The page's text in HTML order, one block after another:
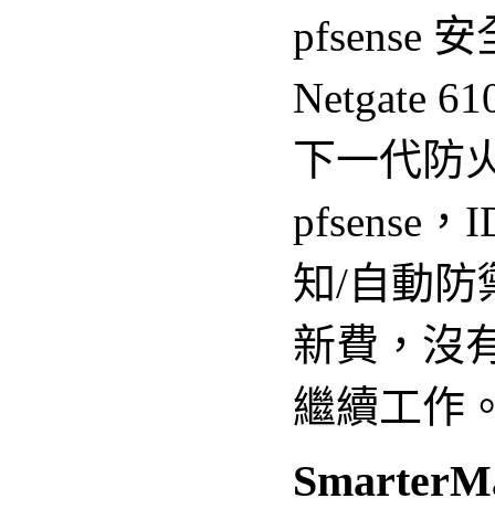
pfsense
Netgate
下一代防
pfsense，
知/自動防
新費，沒
繼續工作